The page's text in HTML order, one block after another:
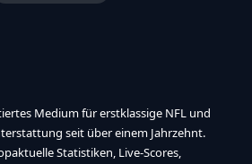
Medium für erstklassige NFL und
seit über einem Jahrzehnt.
Statistiken, Live-Scores,